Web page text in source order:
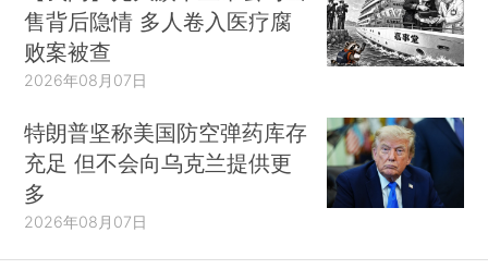
售背后隐情 多人卷入医疗腐
败案被查
2026年08月07日
特朗普坚称美国防空弹药库存
充足 但不会向乌克兰提供更
多
2026年08月07日